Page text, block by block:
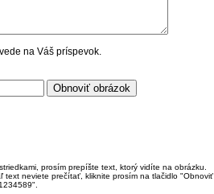
na Váš príspevok.
prosím prepíšte text, ktorý vidíte na obrázku.
neviete prečítať, kliknite prosím na tlačidlo "Obnoviť